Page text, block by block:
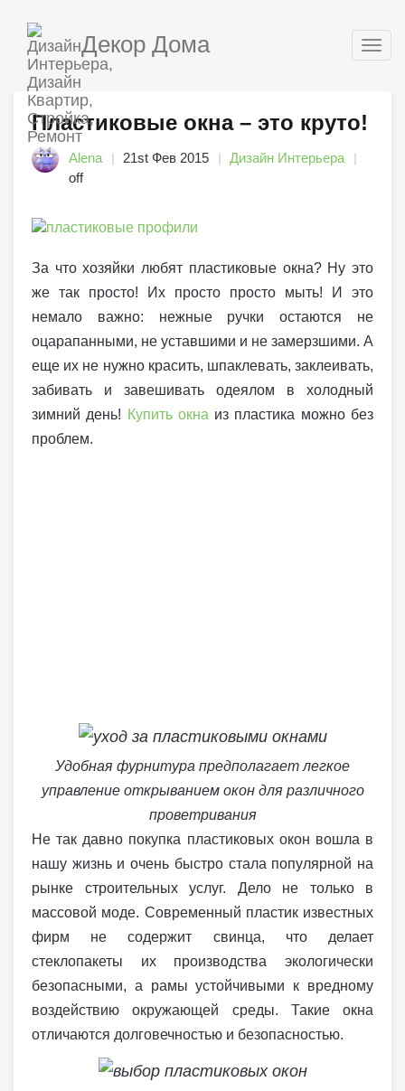
Декор Дома
Пластиковые окна – это круто!
Alena 21st Фев 2015
Дизайн Интерьера
off
За что хозяйки любят пластиковые окна? Ну это
же так просто! Их просто просто мыть! И это
немало важно: нежные ручки остаются не
оцарапанными, не уставшими и не замерзшими. А
еще их не нужно красить, шпаклевать, заклеивать,
забивать и завешивать одеялом в холодный
зимний день! Купить окна из пластика можно без
проблем.
Удобная фурнитура предполагает легкое
управление открыванием окон для различного
проветривания
Не так давно покупка пластиковых окон вошла в
нашу жизнь и очень быстро стала популярной на
рынке строительных услуг. Дело не только в
массовой моде. Современный пластик известных
фирм не содержит свинца, что делает
стеклопакеты их производства экологически
безопасными, а рамы устойчивыми к вредному
воздействию окружающей среды. Такие окна
отличаются долговечностью и безопасностью.